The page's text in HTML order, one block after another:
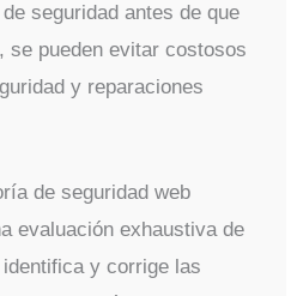
seguridad antes de que
se pueden evitar costosos
y reparaciones
de seguridad web
evaluación exhaustiva de
y corrige las